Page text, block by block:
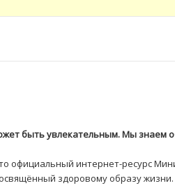
быть увлекательным. Мы знаем
официальный интернет-ресурс
здоровому образу жизни.